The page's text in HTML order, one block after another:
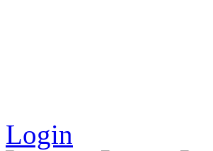
Login